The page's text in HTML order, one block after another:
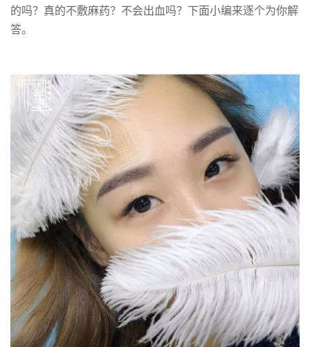
的吗？真的不敷麻药？不会出血吗？下面小编来逐个为你解
答。